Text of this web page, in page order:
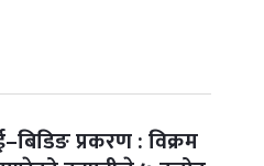
२०८३-Oct 20, 2026प्रकरण : विक्रम